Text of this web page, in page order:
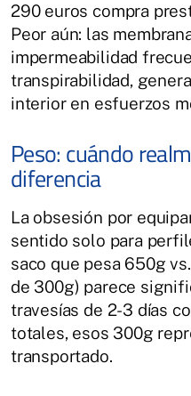
290 euros compra
Peor aún: las
impermeabilidad
transpirabilidad,
interior en esfuerzos
Peso: cuándo
diferencia
La obsesión por
sentido solo para
saco que pesa 650g
de 300g) parece
travesías de 2-3 días
totales, esos 300g
transportado.